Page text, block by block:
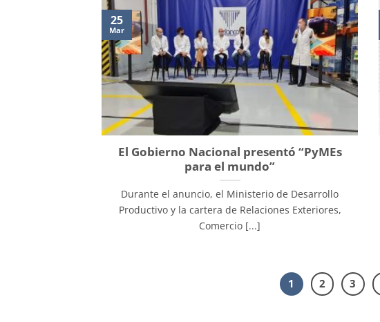
El Gobierno Nacional presentó “PyMEs
para el mundo”
Durante el anuncio, el Ministerio de Desarrollo
Productivo y la cartera de Relaciones Exteriores,
Comercio [...]
25
Mar
1 2 3